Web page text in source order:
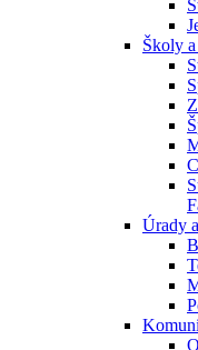
Školy
Úrady